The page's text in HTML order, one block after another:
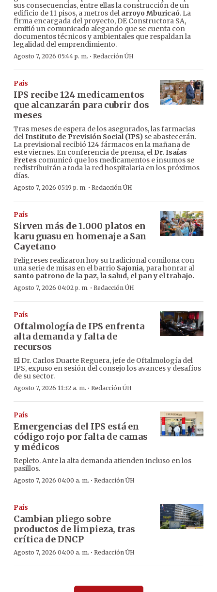
sus consecuencias, entre ellas la construcción de un
edificio de 11 pisos, a metros del arroyo Mburicaó. La
firma encargada del proyecto, DE Constructora SA,
emitió un comunicado alegando que se cuenta con
documentos técnicos y ambientales que respaldan la
legalidad del emprendimiento.
Agosto 7, 2026 05:44 p. m. · Redacción ÚH
País
IPS recibe 124 medicamentos
que alcanzarán para cubrir dos
meses
Tras meses de espera de los asegurados, las farmacias
delInstituto de Previsión Social (IPS) se abastecerán.
La previsional recibió 124 fármacos en la mañana de
este viernes. En conferencia de prensa, el Dr. Isaías
Fretes comunicó que los medicamentos e insumos se
redistribuirán a toda la red hospitalaria en los próximos
días.
Agosto 7, 2026 05:19 p. m. · Redacción ÚH
País
Sirven más de 1.000 platos en
karu guasu en homenaje a San
Cayetano
Feligreses realizaron hoy su tradicional comilona con
una serie de misas en el barrio Sajonia, para honrar al
santo patrono de la paz, la salud, el pan y el trabajo.
Agosto 7, 2026 04:02 p. m. · Redacción ÚH
País
Oftalmología de IPS enfrenta
alta demanda y falta de
recursos
El Dr. Carlos Duarte Reguera, jefe de Oftalmología del
IPS, expuso en sesión del consejo los avances y desafíos
de su sector.
Agosto 7, 2026 11:32 a. m. · Redacción ÚH
País
Emergencias del IPS está en
código rojo por falta de camas
y médicos
Repleto. Ante la alta demanda atienden incluso en los
pasillos.
Agosto 7, 2026 04:00 a. m. · Redacción ÚH
País
Cambian pliego sobre
productos de limpieza, tras
crítica de DNCP
Agosto 7, 2026 04:00 a. m. · Redacción ÚH